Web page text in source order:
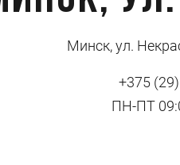
Минск, ул.
+375
ПН-ПТ